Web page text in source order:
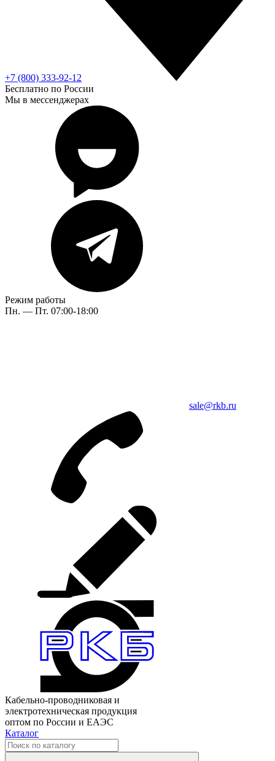
+7 (800) 333-92-12
Бесплатно по России
Мы в мессенджерах
Режим работы
Пн. — Пт. 07:00-18:00
sale@rkb.ru
Кабельно-проводниковая и
электротехническая продукция
оптом по России и ЕАЭС
Каталог